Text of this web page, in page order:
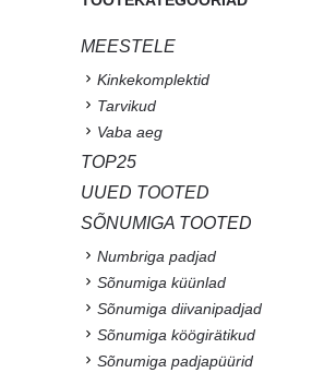
MEESTELE
Kinkekomplektid
Tarvikud
Vaba aeg
TOP25
UUED TOOTED
SÕNUMIGA TOOTED
Numbriga padjad
Sõnumiga küünlad
Sõnumiga diivanipadjad
Sõnumiga köögirätikud
Sõnumiga padjapüürid